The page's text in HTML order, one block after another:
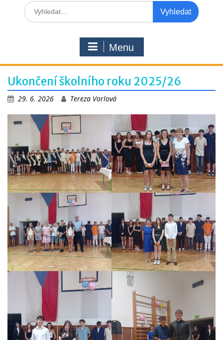
Search
for:
Menu
Ukončení školního roku 2025/26
29. 6. 2026 Tereza Vorlová